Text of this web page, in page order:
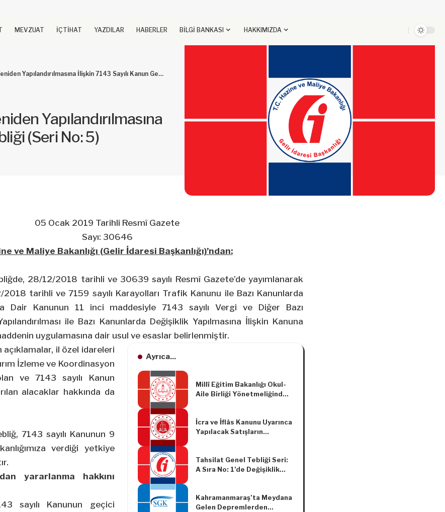
MEVZUAT İÇTİHAT YAZDILAR HABERLER BİLGİ BANKASI HAKKIMIZDA
İlişkin 7143 Sayılı Kanun Genel Tebliği (Seri No: 5)
Yapılandırılmasına
(Seri No: 5)
05 Ocak 2019 Tarihli Resmî Gazete
Sayı: 30646
ve Maliye Bakanlığı (Gelir İdaresi Başkanlığı)’ndan:
28/12/2018 tarihli ve 30639 sayılı Resmî Gazete’de yayımlanarak
tarihli ve 7159 sayılı Karayolları Trafik Kanunu ile Bazı Kanunlarda
Dair Kanunun 11 inci maddesiyle 7143 sayılı Vergi ve Diğer Bazı
ile Bazı Kanunlarda Değişiklik Yapılmasına İlişkin Kanuna
uygulamasına dair usul ve esaslar belirlenmiştir.
Ayrıca...
Millî Eğitim Bakanlığı Okul-
Aile Birliği Yönetmeliğinde
İcra ve İflâs Kanunu Uyarınca
Yapılacak Satışların
Hakkında Tebliğ
Tahsilat Genel Tebliği Seri:
A Sıra No: 1’de Değişiklik
Kahramanmaraş’ta Meydana
Gelen Depremlerden
açıklamalar, il özel idareleri
İzleme ve Koordinasyon
ve 7143 sayılı Kanun
alacaklar hakkında da
7143 sayılı Kanunun 9
verdiği yetkiye
yararlanma hakkını
sayılı Kanunun geçici